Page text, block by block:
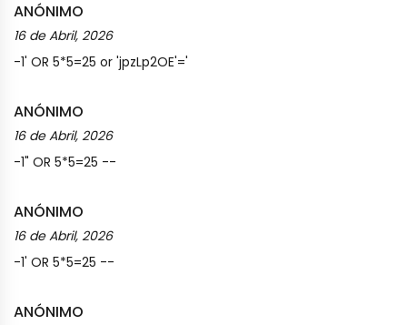
ANÓNIMO
16 de Abril, 2026
-1' OR 5*5=25 or 'jpzLp2OE'='
ANÓNIMO
16 de Abril, 2026
-1" OR 5*5=25 --
ANÓNIMO
16 de Abril, 2026
-1' OR 5*5=25 --
ANÓNIMO